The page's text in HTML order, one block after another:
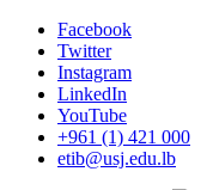
Facebook
Twitter
Instagram
LinkedIn
YouTube
+961 (1) 421 000
etib@usj.edu.lb